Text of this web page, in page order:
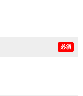
必須